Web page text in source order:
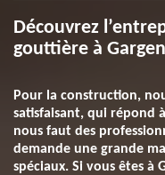
Découvrez
gouttière à
Pour la construction,
satisfaisant, qui répond
nous faut des
demande une grande
spéciaux. Si vous êtes à